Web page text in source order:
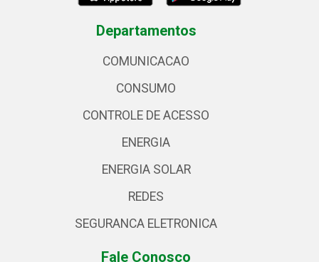
Departamentos
COMUNICACAO
CONSUMO
CONTROLE DE ACESSO
ENERGIA
ENERGIA SOLAR
REDES
SEGURANCA ELETRONICA
Fale Conosco